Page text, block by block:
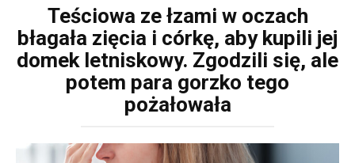
Teściowa ze łzami w oczach
błagała zięcia i córkę, aby kupili jej
domek letniskowy. Zgodzili się, ale
potem para gorzko tego
pożałowała